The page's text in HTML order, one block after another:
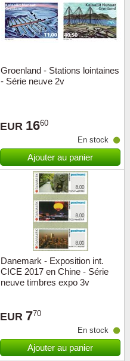
Groenland - Stations lointaines
- Série neuve 2v
EUR 1660
En stock
Ajouter au panier
Danemark - Exposition int.
CICE 2017 en Chine - Série
neuve timbres expo 3v
EUR 770
En stock
Ajouter au panier